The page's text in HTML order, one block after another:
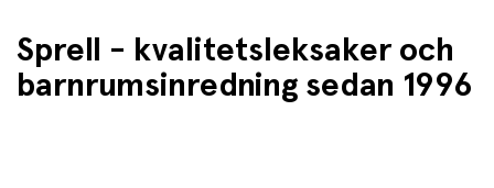
Sprell - kvalitetsleksaker och
barnrumsinredning sedan 1996